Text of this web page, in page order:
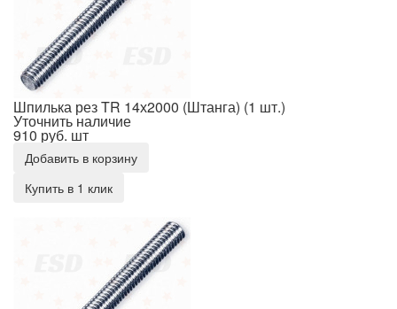
Шпилька рез TR 14х2000 (Штанга) (1 шт.)
Уточнить наличие
910 руб. шт
Добавить в корзину
Купить в 1 клик